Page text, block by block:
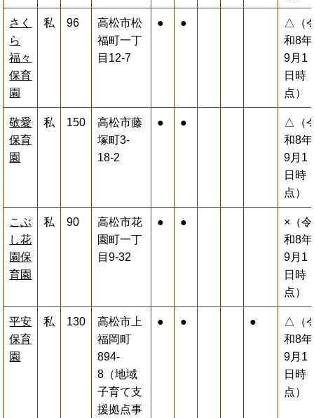
さく
ら
福々
保育
園
私 96
高松市松
福町一丁
目12-7
● ●
△（
和8年
9月1
日時
点）
敬愛
保育
園
私 150
高松市藤
塚町3-
18-2
● ●
△（
和8年
9月1
日時
点）
こぶ
し花
園保
育園
私 90
高松市花
園町一丁
目9-32
● ●
×（令
和8年
9月1
日時
点）
平安
保育
園
私 130
高松市上
福岡町
894-
8（地域
子育て支
援拠点事
● ● ●
△（
和8年
9月1
日時
点）